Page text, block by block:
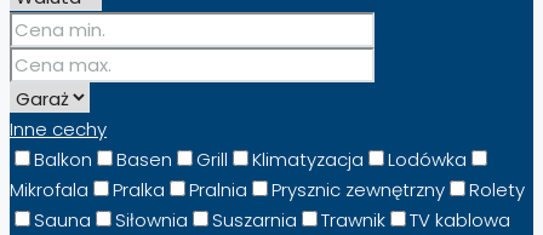
Inne cechy
Balkon
Basen Grill Klimatyzacja
Lodówka
Mikrofala
Pralka Pralnia Prysznic zewnętrzny
Rolety
Sauna
Siłownia Suszarnia Trawnik
TV kablowa